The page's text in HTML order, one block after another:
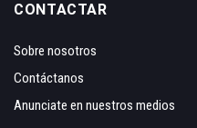
CONTACTAR
Sobre nosotros
Contáctanos
Anunciate en nuestros medios